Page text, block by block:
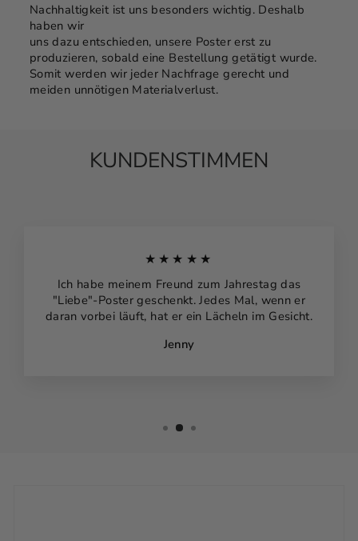
Nachhaltigkeit ist uns besonders wichtig. Deshalb
haben wir
uns dazu entschieden, unsere Poster erst zu
produzieren, sobald eine Bestellung getätigt wurde.
Somit werden wir jeder Nachfrage gerecht und
meiden unnötigen Materialverlust.
KUNDENSTIMMEN
★★★★★
Ich habe meinem Freund zum Jahrestag das
"Liebe"-Poster geschenkt. Jedes Mal, wenn er
daran vorbei läuft, hat er ein Lächeln im Gesicht.
Jenny